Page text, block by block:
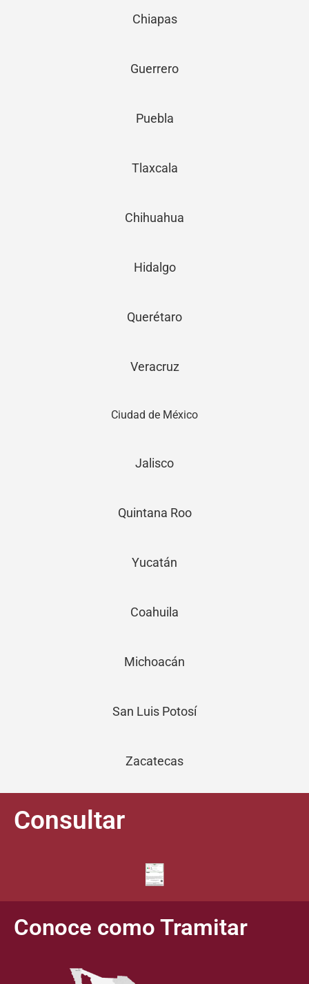
Chiapas
Guerrero
Puebla
Tlaxcala
Chihuahua
Hidalgo
Querétaro
Veracruz
Ciudad de México
Jalisco
Quintana Roo
Yucatán
Coahuila
Michoacán
San Luis Potosí
Zacatecas
Consultar
Conoce como Tramitar